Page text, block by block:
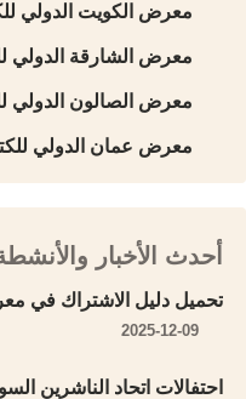
معرض الكويت الدولي
معرض الشارقة الدولي
معرض الصالون الدولي
معرض عمان الدولي للكتاب
أحدث الأخبار
تحميل دليل الاشتراك في
2025-12-09
احتفالات اتحاد الناشرين